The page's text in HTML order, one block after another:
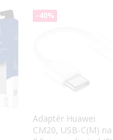
-40%
Adaptér Huawei
CM20, USB-C(M) na